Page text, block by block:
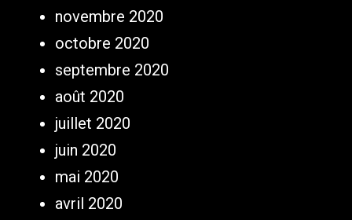
novembre 2020
octobre 2020
septembre 2020
août 2020
juillet 2020
juin 2020
mai 2020
avril 2020